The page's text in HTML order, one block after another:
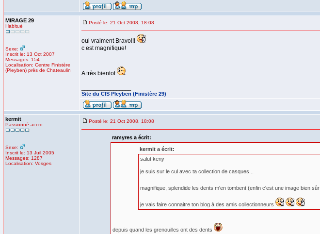
MIRAGE 29
Habitué
Sexe:
Inscrit le: 13 Oct 2007
Messages: 154
Localisation: Centre Finistère
(Pleyben) près de Chateaulin
Posté le: 21 Oct 2008, 18:08
oui vraiment Bravo!!!
c est magnifique!
A très bientot
Site du CIS Pleyben (Finistère 29)
kermit
Passionné accro
Sexe:
Inscrit le: 13 Juil 2005
Messages: 1287
Localisation: Vosges
Posté le: 21 Oct 2008, 18:08
ramyres a écrit:
kermit a écrit:
salut keny
je suis sur le cul avec ta collection de casques...
magnifique, splendide les dents m'en tombent (enfin c'est une image bien sûr
je vais faire connaitre ton blog à des amis collectionneurs
depuis quand les grenouilles ont des dents